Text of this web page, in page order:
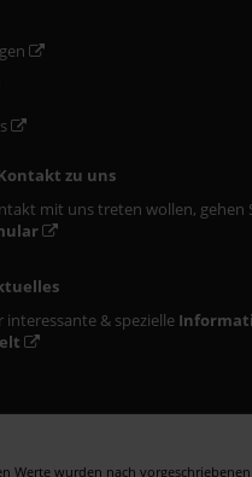
zu uns
mit uns treten wollen, gehen
interessante & spezielle
Werte wurden nach vorgeschriebenen